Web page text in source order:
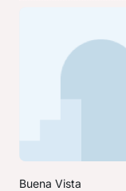
Buena Vista